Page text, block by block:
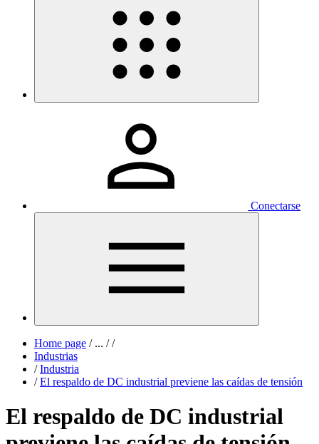
Conectarse
Home page /... / /
Industrias
/ Industria
/ El respaldo de DC industrial previene las caídas de tensión
El respaldo de DC industrial